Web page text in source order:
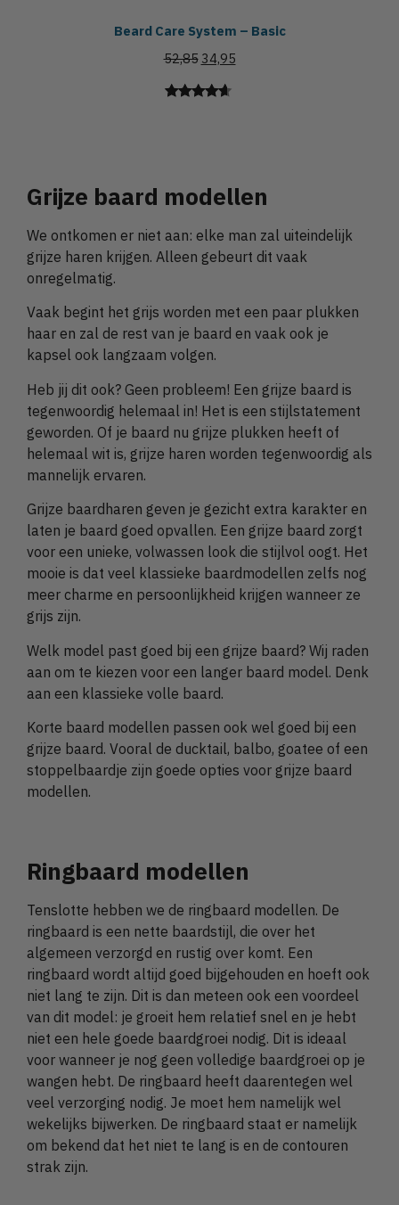
Beard Care System – Basic
52,85 34,95
waarderingen
Grijze baard modellen
We ontkomen er niet aan: elke man zal uiteindelijk
grijze haren krijgen. Alleen gebeurt dit vaak
onregelmatig.
Vaak begint het grijs worden met een paar plukken
haar en zal de rest van je baard en vaak ook je
kapsel ook langzaam volgen.
Heb jij dit ook? Geen probleem! Een grijze baard is
tegenwoordig helemaal in! Het is een stijlstatement
geworden. Of je baard nu grijze plukken heeft of
helemaal wit is, grijze haren worden tegenwoordig als
mannelijk ervaren.
Grijze baardharen geven je gezicht extra karakter en
laten je baard goed opvallen. Een grijze baard zorgt
voor een unieke, volwassen look die stijlvol oogt. Het
mooie is dat veel klassieke baardmodellen zelfs nog
meer charme en persoonlijkheid krijgen wanneer ze
grijs zijn.
Welk model past goed bij een grijze baard? Wij raden
aan om te kiezen voor een langer baard model. Denk
aan een klassieke volle baard.
Korte baard modellen passen ook wel goed bij een
grijze baard. Vooral de ducktail, balbo, goatee of een
stoppelbaardje zijn goede opties voor grijze baard
modellen.
Ringbaard modellen
Tenslotte hebben we de ringbaard modellen. De
ringbaard is een nette baardstijl, die over het
algemeen verzorgd en rustig over komt. Een
ringbaard wordt altijd goed bijgehouden en hoeft ook
niet lang te zijn. Dit is dan meteen ook een voordeel
van dit model: je groeit hem relatief snel en je hebt
niet een hele goede baardgroei nodig. Dit is ideaal
voor wanneer je nog geen volledige baardgroei op je
wangen hebt. De ringbaard heeft daarentegen wel
veel verzorging nodig. Je moet hem namelijk wel
wekelijks bijwerken. De ringbaard staat er namelijk
om bekend dat het niet te lang is en de contouren
strak zijn.